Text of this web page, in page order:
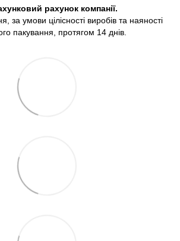
рахунок компанії.
за умови цілісності виробів та наяності
пакування, протягом 14 днів.